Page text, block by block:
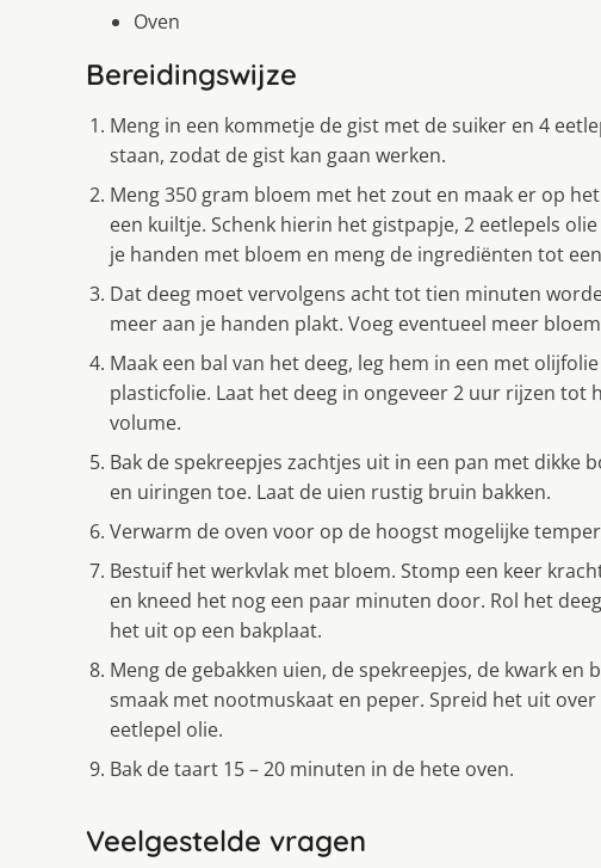
Oven
Bereidingswijze
Meng in een kommetje de gist met de suiker en 4
staan, zodat de gist kan gaan werken.
Meng 350 gram bloem met het zout en maak er op
een kuiltje. Schenk hierin het gistpapje, 2 eetlepels
je handen met bloem en meng de ingrediënten tot
Dat deeg moet vervolgens acht tot tien minuten
meer aan je handen plakt. Voeg eventueel meer
Maak een bal van het deeg, leg hem in een met
plasticfolie. Laat het deeg in ongeveer 2 uur rijzen
volume.
Bak de spekreepjes zachtjes uit in een pan met dikke
en uiringen toe. Laat de uien rustig bruin bakken.
Verwarm de oven voor op de hoogst mogelijke
Bestuif het werkvlak met bloem. Stomp een keer
en kneed het nog een paar minuten door. Rol het
het uit op een bakplaat.
Meng de gebakken uien, de spekreepjes, de kwark
smaak met nootmuskaat en peper. Spreid het uit
eetlepel olie.
Bak de taart 15 – 20 minuten in de hete oven.
Veelgestelde vragen